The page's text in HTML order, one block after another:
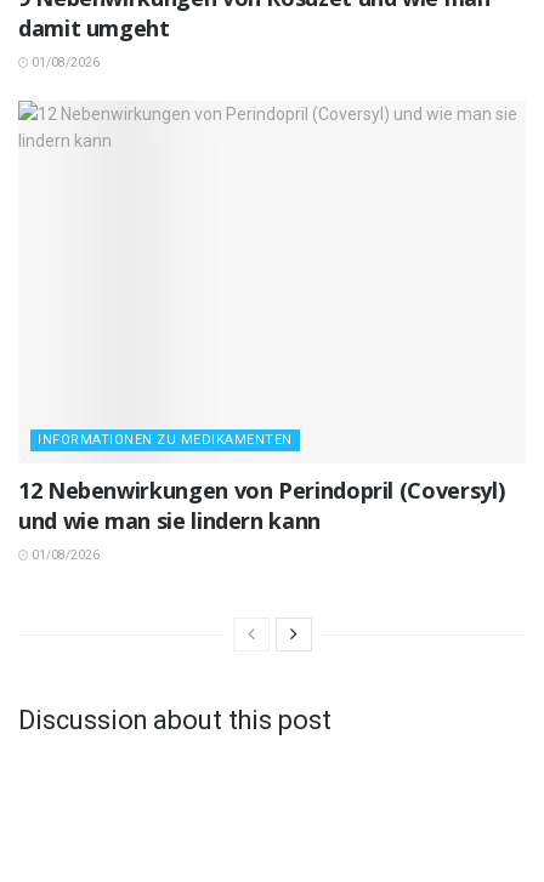
damit umgeht
01/08/2026
INFORMATIONEN ZU MEDIKAMENTEN
12 Nebenwirkungen von Perindopril (Coversyl)
und wie man sie lindern kann
01/08/2026
Discussion about this post